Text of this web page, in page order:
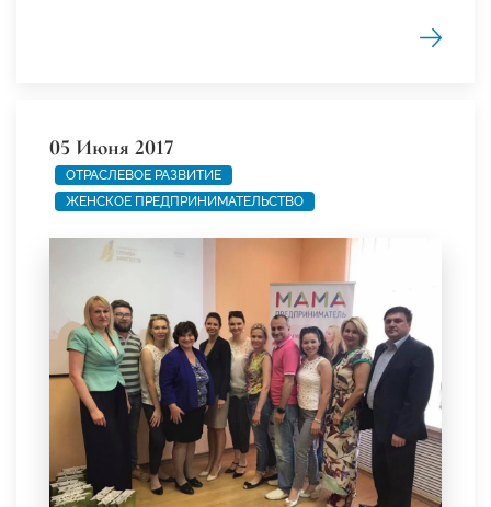
05 Июня 2017
ОТРАСЛЕВОЕ РАЗВИТИЕ
ЖЕНСКОЕ ПРЕДПРИНИМАТЕЛЬСТВО